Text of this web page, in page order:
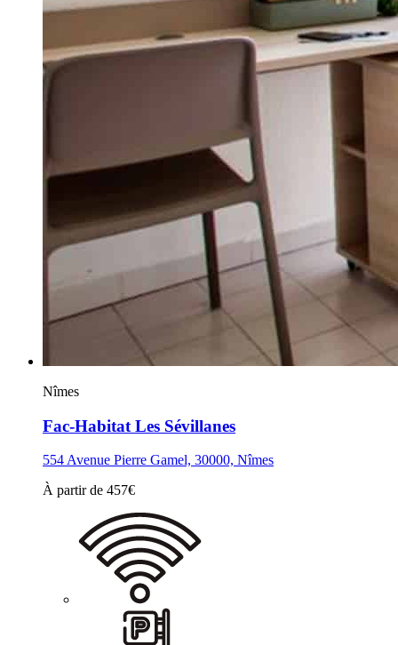
Nîmes
Fac-Habitat Les Sévillanes
554 Avenue Pierre Gamel, 30000, Nîmes
À partir de 457€